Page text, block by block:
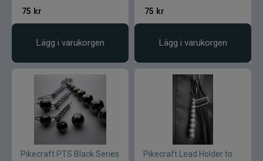
75 kr
Lägg i varukorgen
75 kr
Lägg i varukorgen
Pikecraft PTS Black Series
Pikecraft Lead Holder to